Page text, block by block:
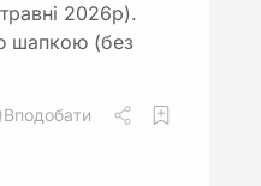
2026р).
шапкою (без
Вподобати